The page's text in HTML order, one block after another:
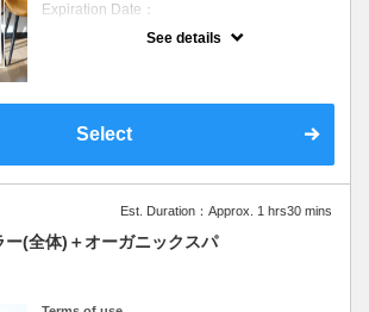
Expiration Date：
新規限定の平日のみのクーポンです★
平日クーポン●シャンプーブロー込●ロング料
提案させて頂きます●選べるシャンプー付き●
See details
Select
Est. Duration：Approx. 1 hrs30 mins
(全体)＋オーガニックスパ